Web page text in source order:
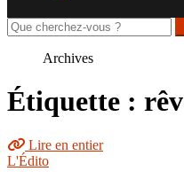
Rechercher
sur
Archives
Étiquette :
Lire en entier
L'Édito